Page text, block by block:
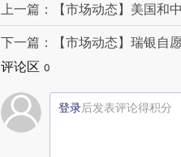
上一篇：【市场动态】美国和
下一篇：【市场动态】瑞银自
评论区 0
登录后发表评论得积分